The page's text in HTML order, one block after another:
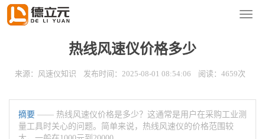
导
您的位置：首页
热线风速仪价格多少
来源：风速仪知识 发布时间：2025-08-01 08:54:06 阅读：4659次
摘要 —— 热线风速仪价格是多少？这通常是用户在采购工业测
量工具时关心的问题。简单来说，热线风速仪的价格范围较